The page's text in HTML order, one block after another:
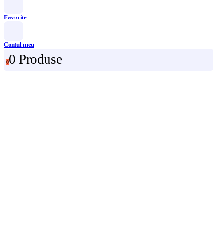
Favorite
Contul meu
00 Produse